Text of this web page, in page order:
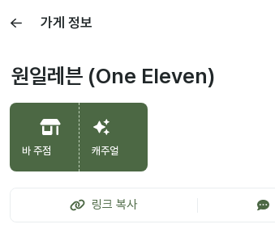
가게 정보
원일레븐 (One Eleven)
바 주점 캐주얼
링크 복사